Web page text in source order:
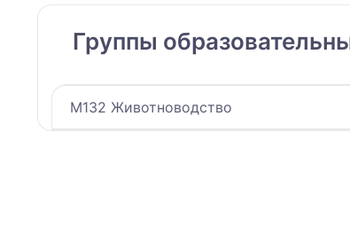
Группы
M132 Животноводство